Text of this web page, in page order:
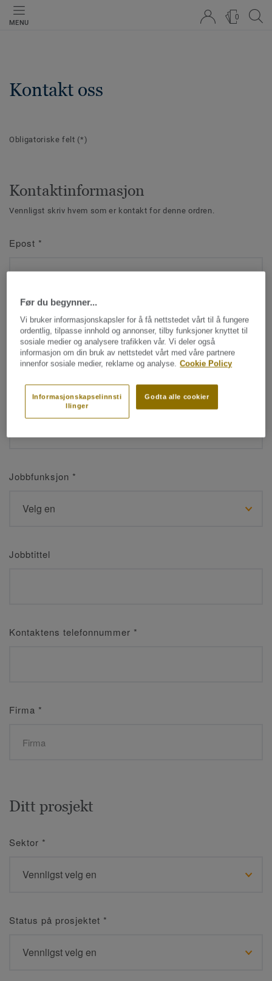
MENU
0
Kontakt oss
Obligatoriske felt (*)
Kontaktinformasjon
Vennligst skriv hvem som er kontakt for denne ordren.
Epost *
Navn*
Etternavn*
Jobbfunksjon *
Jobbtittel
Kontaktens telefonnummer *
Firma *
Ditt prosjekt
Sektor *
Status på prosjektet *
Før du begynner...
Vi bruker informasjonskapsler for å få nettstedet vårt til å fungere
ordentlig, tilpasse innhold og annonser, tilby funksjoner knyttet til
sosiale medier og analysere trafikken vår. Vi deler også
informasjon om din bruk av nettstedet vårt med våre partnere
innenfor sosiale medier, reklame og analyse. Cookie Policy
Godta alle cookier
Informasjonskapselinnsti
llinger